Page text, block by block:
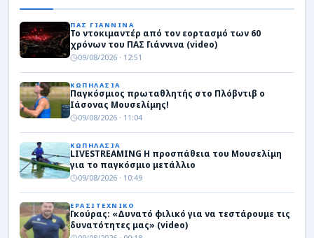
ΠΑΣ ΓΙΑΝΝΙΝΑ
Το ντοκιμαντέρ από τον εορτασμό των 60
χρόνων του ΠΑΣ Γιάννινα (video)
09/08/2026 · 12:51
ΚΩΠΗΛΑΣΙΑ
Παγκόσμιος πρωταθλητής στο Πλόβντιβ ο
Ιάσονας Μουσελίμης!
09/08/2026 · 11:04
ΚΩΠΗΛΑΣΙΑ
LIVESTREAMING Η προσπάθεια του Μουσελίμη
για το παγκόσμιο μετάλλιο
09/08/2026 · 10:49
ΕΡΑΣΙΤΕΧΝΙΚΟ
Γκούρας: «Δυνατό φιλικό για να τεστάρουμε τις
δυνατότητες μας» (video)